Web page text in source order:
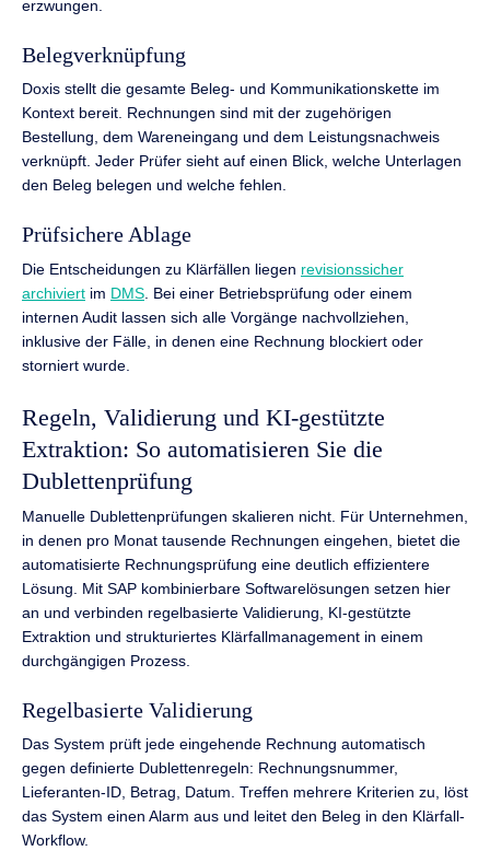
erzwungen.
Belegverknüpfung
Doxis stellt die gesamte Beleg- und Kommunikationskette im
Kontext bereit. Rechnungen sind mit der zugehörigen
Bestellung, dem Wareneingang und dem Leistungsnachweis
verknüpft. Jeder Prüfer sieht auf einen Blick, welche Unterlagen
den Beleg belegen und welche fehlen.
Prüfsichere Ablage
Die Entscheidungen zu Klärfällen liegen revisionssicher
archiviert im DMS . Bei einer Betriebsprüfung oder einem
internen Audit lassen sich alle Vorgänge nachvollziehen,
inklusive der Fälle, in denen eine Rechnung blockiert oder
storniert wurde.
Regeln, Validierung und KI-gestützte
Extraktion: So automatisieren Sie die
Dublettenprüfung
Manuelle Dublettenprüfungen skalieren nicht. Für Unternehmen,
in denen pro Monat tausende Rechnungen eingehen, bietet die
automatisierte Rechnungsprüfung eine deutlich effizientere
Lösung. Mit SAP kombinierbare Softwarelösungen setzen hier
an und verbinden regelbasierte Validierung, KI-gestützte
Extraktion und strukturiertes Klärfallmanagement in einem
durchgängigen Prozess.
Regelbasierte Validierung
Das System prüft jede eingehende Rechnung automatisch
gegen definierte Dublettenregeln: Rechnungsnummer,
Lieferanten-ID, Betrag, Datum. Treffen mehrere Kriterien zu, löst
das System einen Alarm aus und leitet den Beleg in den Klärfall-
Workflow.